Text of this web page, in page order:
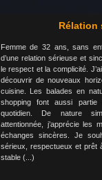
Rélation
Femme de 32 ans, sans
d’une relation sérieuse et
le respect et la complicité.
découvrir de nouveaux
cuisine. Les balades en
shopping font aussi
quotidien. De nature
attentionnée, j’apprécie les
échanges sincères. Je
sérieux, respectueux et prêt
stable (...)